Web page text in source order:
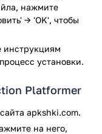
с
которые легко
различные
виды мечей,
и умения, которые
врагами.
нажмите
→ 'OK', чтобы
инструкциям
установки.
Platformer
apkshki.com.
на него,